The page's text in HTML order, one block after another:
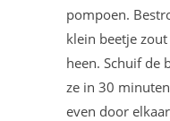
pompoen.
klein beetje
heen. Schuif de
ze in 30
even door